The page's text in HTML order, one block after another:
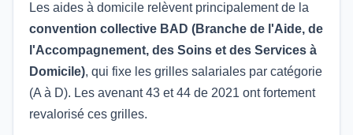
Les aides à domicile relèvent principalement de la
convention collective BAD (Branche de l'Aide, de
l'Accompagnement, des Soins et des Services à
Domicile), qui fixe les grilles salariales par catégorie
(A à D). Les avenant 43 et 44 de 2021 ont fortement
revalorisé ces grilles.